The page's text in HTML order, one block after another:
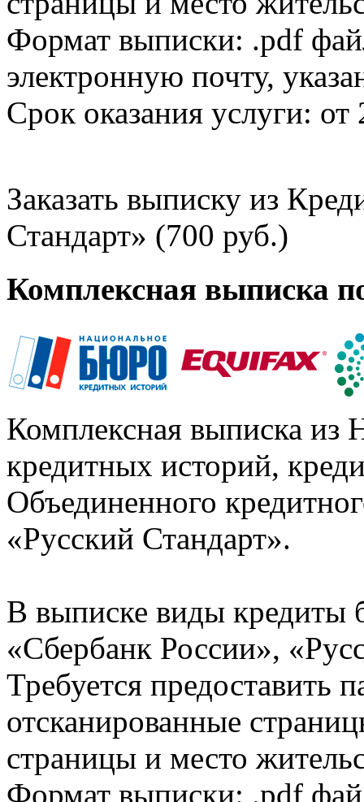
Формат выписки: .pdf
электронную почту,
Срок оказания услуги: от
Заказать выписку из
Стандарт» (700 руб.)
Комплексная выписка
Комплексная выписка из
кредитных историй,
Объединенного
«Русский Стандарт».
В выписке виды кредиты
«Сбербанк России»,
Требуется предоставить
отсканированные
страницы и место
Формат выписки: .pdf